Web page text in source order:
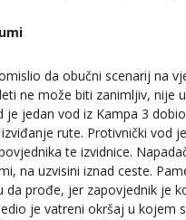
da obučni scenarij na
ne može biti zanimljiv, nije
je jedan vod iz Kampa 3
rute. Protivnički vod
te izvidnice.
na uzvisini iznad ceste.
da prođe, jer zapovjednik je
je vatreni okršaj u kojem